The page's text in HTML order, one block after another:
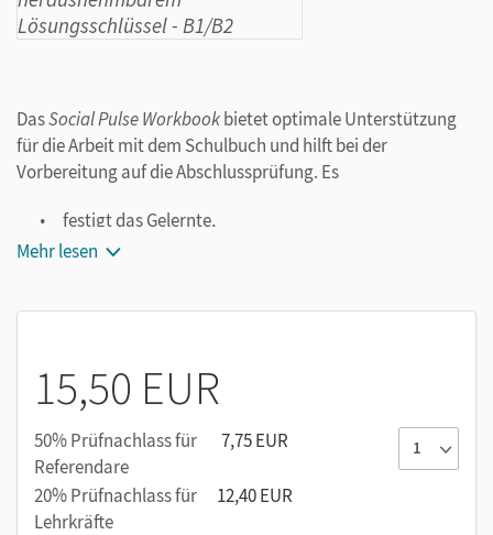
DasSocial Pulse Workbookbietet optimale Unterstützung
für die Arbeit mit dem Schulbuch und hilft bei der
Vorbereitung auf die Abschlussprüfung. Es
festigt das Gelernte,
wiederholt die Grammatikkenntnisse,
bereitet anhand vonExam Skills and Strategies-Seiten
einfach auf alle digitalen Inhalte (Audio- und Video-
Dateien) des Workbooks zuzugreifen,
enthält ein herausnehmbares Lösungsheft.
Mehr lesen
15,50 EUR
50% Prüfnachlass für
Referendare
7,75 EUR
20% Prüfnachlass für
Lehrkräfte
12,40 EUR